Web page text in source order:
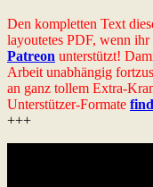
Den kompletten Text
layoutetes PDF, wenn ihr
Patreon unterstützt!
Arbeit unabhängig
an ganz tollem Extra-
Unterstützer-Formate
+++